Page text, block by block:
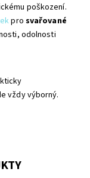
poškození.
pro svařované
odolnosti
vždy výborný.